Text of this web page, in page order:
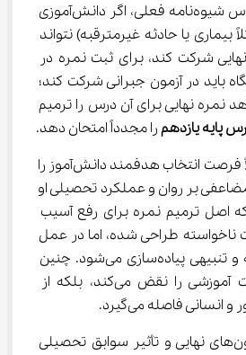
امتحانات است. بر اساس شیوه‌نامه فعلی، اگر دانش‌آموزی
یا حادثه غیرمترقبه) نتواند
آزمون‌های نهایی شرکت کند، برای ثبت نمره در
باید در آزمون جبرانی شرکت کند؛
نمره نهایی برای آن درس را ترمیم
پایه یازدهم را مجدداً امتحان دهد.
این الزام یکپارچه، عملاً فرصت انتخاب هدفمند دانش‌آموز را
فشار مضاعفی بر روان و عملکرد تحصیلی او
می‌کند. در حالی‌که اصل ترمیم نمره برای رفع آسیب
ناخواسته طراحی شده، اما در عمل
به شکلی سخت‌گیرانه و تنبیهی پیاده‌سازی می‌شود. چنین
وضعیتی نه‌تنها عدالت آموزشی را نقض می‌کند، بلکه از
فاصله می‌گیرد.
با توجه به این‌که آزمون‌های نهایی و تأثیر سوابق تحصیلی